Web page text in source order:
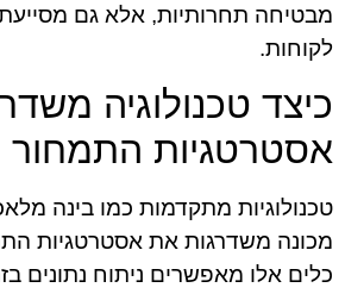
מבטיחה תחרותיות, אלא גם
לקוחות.
כיצד טכנולוגיה
אסטרטגיות התמחור
טכנולוגיות מתקדמות כמו בינה
מכונה משדרגות את אסטרטגיות
כלים אלו מאפשרים ניתוח נתונים